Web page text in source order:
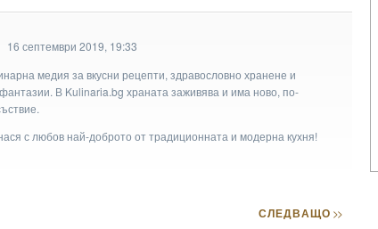
16 септември 2019, 19:33
медия за вкусни рецепти, здравословно хранене и
В Kulinaria.bg храната заживява и има ново, по-
с любов най-доброто от традиционната и модерна кухня!
СЛЕДВАЩО>>